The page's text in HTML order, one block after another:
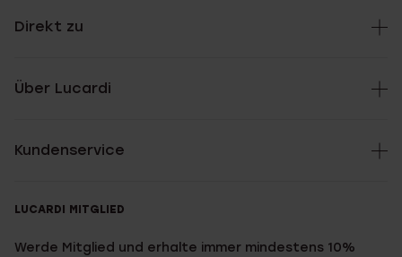
Direkt zu
Über Lucardi
Kundenservice
LUCARDI MITGLIED
Werde Mitglied und erhalte immer mindestens 10%